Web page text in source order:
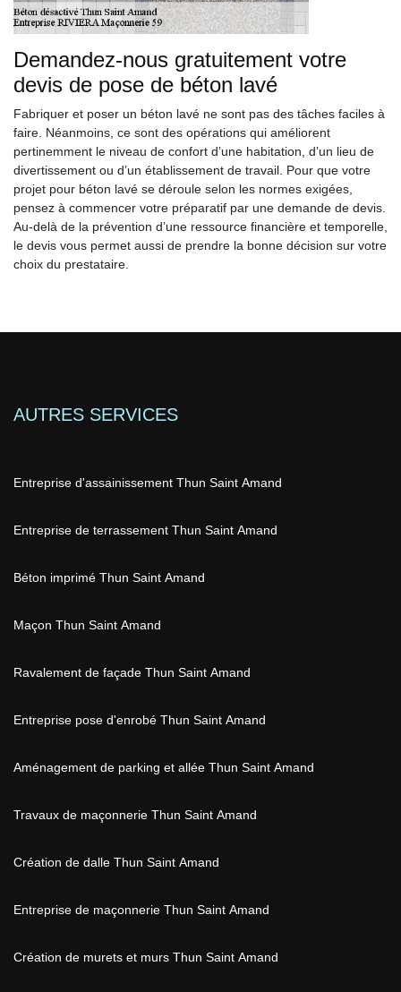
Demandez-nous gratuitement votre
devis de pose de béton lavé
Fabriquer et poser un béton lavé ne sont pas des tâches faciles à
faire. Néanmoins, ce sont des opérations qui améliorent
pertinemment le niveau de confort d’une habitation, d’un lieu de
divertissement ou d’un établissement de travail. Pour que votre
projet pour béton lavé se déroule selon les normes exigées,
pensez à commencer votre préparatif par une demande de devis.
Au-delà de la prévention d’une ressource financière et temporelle,
le devis vous permet aussi de prendre la bonne décision sur votre
choix du prestataire.
AUTRES SERVICES
Entreprise d'assainissement Thun Saint Amand
Entreprise de terrassement Thun Saint Amand
Béton imprimé Thun Saint Amand
Maçon Thun Saint Amand
Ravalement de façade Thun Saint Amand
Entreprise pose d'enrobé Thun Saint Amand
Aménagement de parking et allée Thun Saint Amand
Travaux de maçonnerie Thun Saint Amand
Création de dalle Thun Saint Amand
Entreprise de maçonnerie Thun Saint Amand
Création de murets et murs Thun Saint Amand